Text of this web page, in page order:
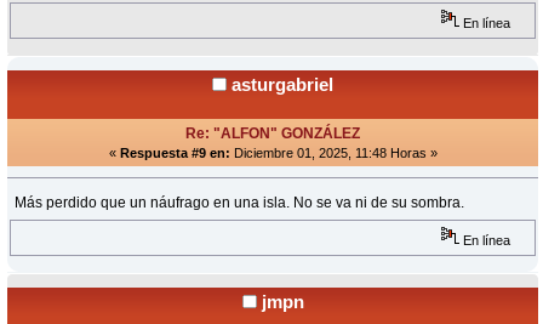
En línea
asturgabriel
Re: "ALFON" GONZÁLEZ
« Respuesta #9 en: Diciembre 01, 2025, 11:48 Horas »
Más perdido que un náufrago en una isla. No se va ni de su sombra.
En línea
jmpn